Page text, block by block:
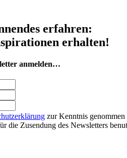
erfahren:
erhalten!
anmelden…
zur Kenntnis
die Zusendung des Newsletters